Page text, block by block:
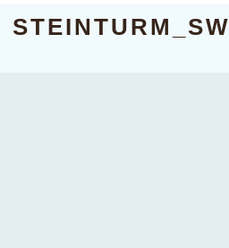
STEINTURM_SW